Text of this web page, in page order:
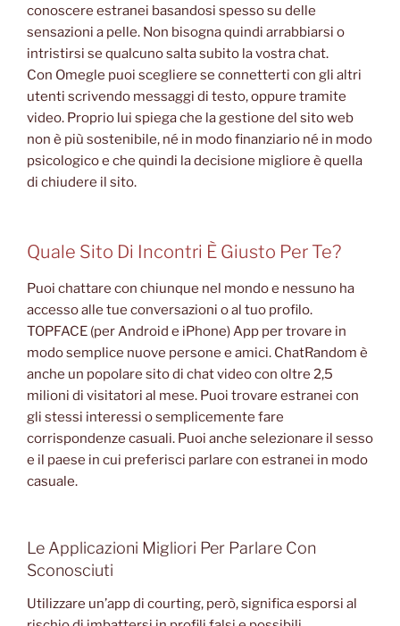
conoscere estranei basandosi spesso su delle
sensazioni a pelle. Non bisogna quindi arrabbiarsi o
intristirsi se qualcuno salta subito la vostra chat.
Con Omegle puoi scegliere se connetterti con gli altri
utenti scrivendo messaggi di testo, oppure tramite
video. Proprio lui spiega che la gestione del sito web
non è più sostenibile, né in modo finanziario né in modo
psicologico e che quindi la decisione migliore è quella
di chiudere il sito.
Quale Sito Di Incontri È Giusto Per Te?
Puoi chattare con chiunque nel mondo e nessuno ha
accesso alle tue conversazioni o al tuo profilo.
TOPFACE (per Android e iPhone) App per trovare in
modo semplice nuove persone e amici. ChatRandom è
anche un popolare sito di chat video con oltre 2,5
milioni di visitatori al mese. Puoi trovare estranei con
gli stessi interessi o semplicemente fare
corrispondenze casuali. Puoi anche selezionare il sesso
e il paese in cui preferisci parlare con estranei in modo
casuale.
Le Applicazioni Migliori Per Parlare Con
Sconosciuti
Utilizzare un’app di courting, però, significa esporsi al